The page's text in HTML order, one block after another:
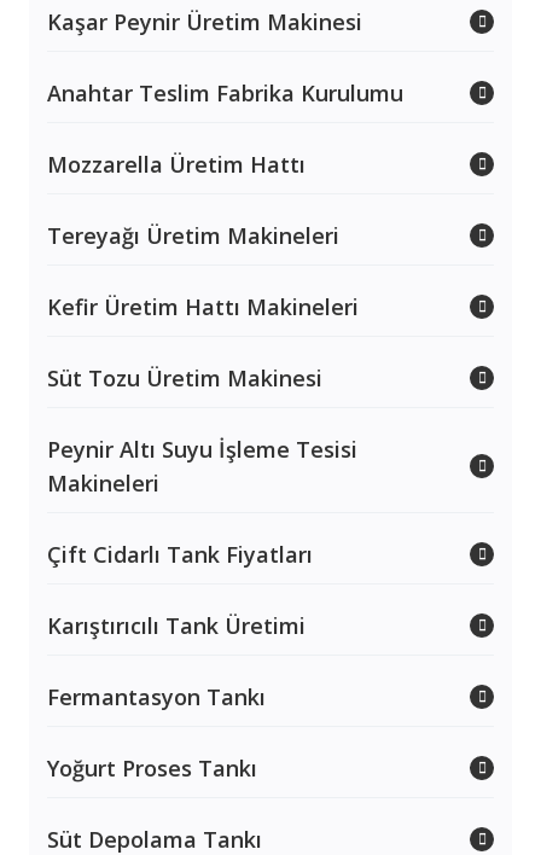
Kaşar Peynir Üretim Makinesi
Anahtar Teslim Fabrika Kurulumu
Mozzarella Üretim Hattı
Tereyağı Üretim Makineleri
Kefir Üretim Hattı Makineleri
Süt Tozu Üretim Makinesi
Peynir Altı Suyu İşleme Tesisi
Makineleri
Çift Cidarlı Tank Fiyatları
Karıştırıcılı Tank Üretimi
Fermantasyon Tankı
Yoğurt Proses Tankı
Süt Depolama Tankı